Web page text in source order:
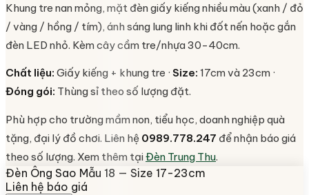
Khung tre nan mỏng, mặt đèn giấy kiếng nhiều màu (xanh / đỏ
/ vàng / hồng / tím), ánh sáng lung linh khi đốt nến hoặc gắn
đèn LED nhỏ. Kèm cây cầm tre/nhựa 30-40cm.
Chất liệu: Giấy kiếng + khung tre · Size: 17cm và 23cm ·
Đóng gói: Thùng sỉ theo số lượng đặt.
Phù hợp cho trường mầm non, tiểu học, doanh nghiệp quà
tặng, đại lý đồ chơi. Liên hệ 0989.778.247 để nhận báo giá
theo số lượng. Xem thêm tạiĐèn Trung Thu.
Đèn Ông Sao Mẫu 18 — Size 17-23cm
Liên hệ báo giá